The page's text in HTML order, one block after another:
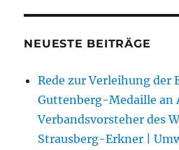
NEUESTE BEITRÄGE
Rede zur Verleihung der
Guttenberg-Medaille an
Verbandsvorsteher des
Strausberg-Erkner |